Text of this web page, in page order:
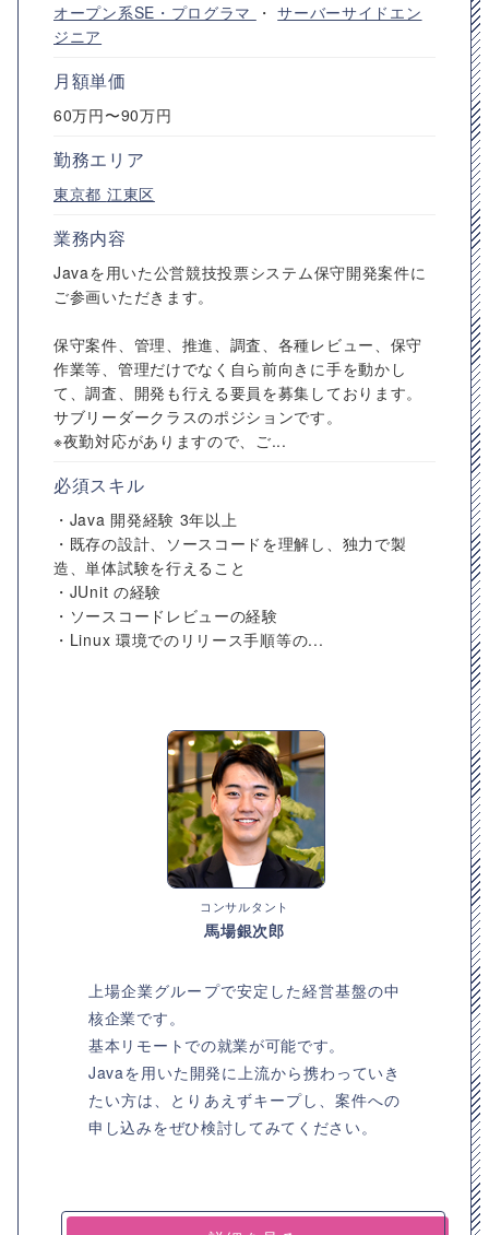
オープン系SE・プログラマ ・サーバーサイドエン
ジニア
月額単価
60万円〜90万円
勤務エリア
東京都 江東区
業務内容
Javaを用いた公営競技投票システム保守開発案件に
ご参画いただきます。
保守案件、管理、推進、調査、各種レビュー、保守
作業等、管理だけでなく自ら前向きに手を動かし
て、調査、開発も行える要員を募集しております。
サブリーダークラスのポジションです。
※夜勤対応がありますので、ご...
必須スキル
・Java 開発経験 3年以上
・既存の設計、ソースコードを理解し、独力で製
造、単体試験を行えること
・JUnit の経験
・ソースコードレビューの経験
・Linux 環境でのリリース手順等の...
コンサルタント
馬場銀次郎
上場企業グループで安定した経営基盤の中
核企業です。
基本リモートでの就業が可能です。
Javaを用いた開発に上流から携わっていき
たい方は、とりあえずキープし、案件への
申し込みをぜひ検討してみてください。